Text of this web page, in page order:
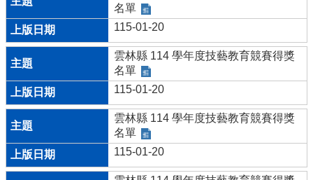
識
本
校
校
園
樹
木
資
平
台
名單
115-01-20
雲林縣 114 學年度技藝教育競賽得獎
名單
115-01-20
雲林縣 114 學年度技藝教育競賽得獎
名單
115-01-20